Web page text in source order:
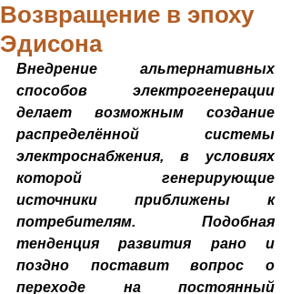
Возвращение в эпоху
Эдисона
Внедрение альтернативных
способов электрогенерации
делает возможным создание
распределённой системы
электроснабжения, в условиях
которой генерирующие
источники приближены к
потребителям. Подобная
тенденция развития рано и
поздно поставит вопрос о
переходе на постоянный